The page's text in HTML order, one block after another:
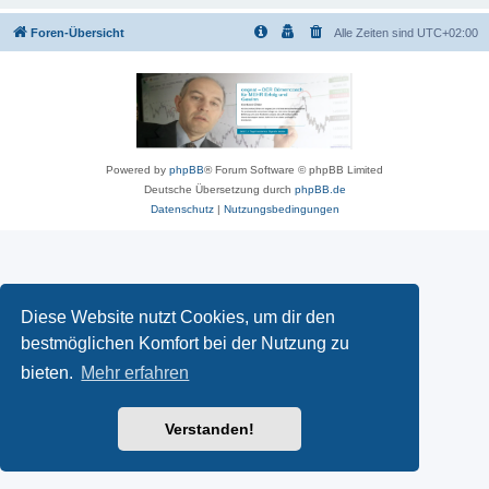
Diese Website nutzt Cookies, um dir den
bestmöglichen Komfort bei der Nutzung zu
bieten. Mehr erfahren
Verstanden!
Foren-Übersicht Alle Zeiten sind UTC+02:00
Powered by phpBB® Forum Software © phpBB Limited
Deutsche Übersetzung durch phpBB.de
Datenschutz| Nutzungsbedingungen